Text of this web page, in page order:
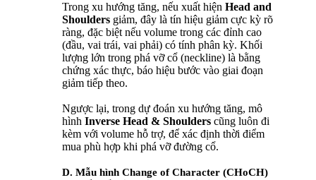
Trong xu hướng tăng, nếu xuất hiện Head and
Shoulders giảm, đây là tín hiệu giảm cực kỳ rõ
ràng, đặc biệt nếu volume trong các đỉnh cao
(đầu, vai trái, vai phải) có tính phân kỳ. Khối
lượng lớn trong phá vỡ cổ (neckline) là bằng
chứng xác thực, báo hiệu bước vào giai đoạn
giảm tiếp theo.
Ngược lại, trong dự đoán xu hướng tăng, mô
hình Inverse Head & Shoulders cũng luôn đi
kèm với volume hỗ trợ, để xác định thời điểm
mua phù hợp khi phá vỡ đường cổ.
D. Mẫu hình Change of Character (CHoCH)